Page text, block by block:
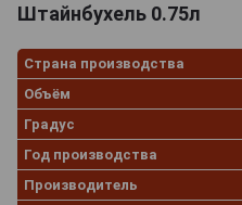
Штайнбухель 0.75л
Страна производства
Объём
Градус
Год производства
Производитель